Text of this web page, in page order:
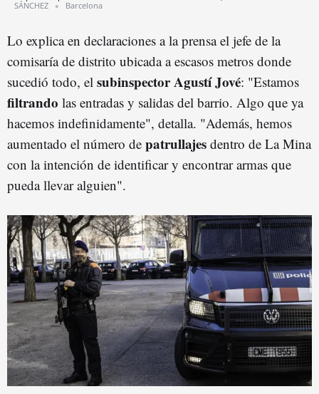
SÁNCHEZ
Barcelona
Lo explica en declaraciones a la prensa el jefe de la
comisaría de distrito ubicada a escasos metros donde
sucedió todo, el subinspectorAgustí Jové: "Estamos
filtrando las entradas y salidas del barrio. Algo que ya
hacemos indefinidamente", detalla. "Además, hemos
aumentado el número de patrullajes dentro de La Mina
con la intención de identificar y encontrar armas que
pueda llevar alguien".